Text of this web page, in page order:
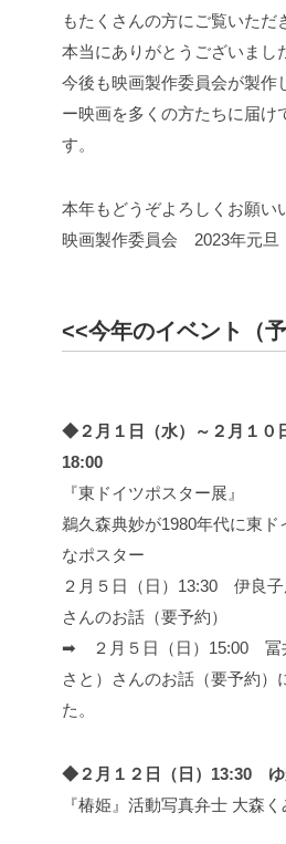
もたくさんの方にご覧いただ
本当にありがとうございま
今後も映画製作委員会が製作
ー映画を多くの方たちに届け
す。
本年もどうぞよろしくお願い
映画製作委員会 2023年元旦
<<今年のイベント（
◆２月１日（水）～２月１０
18:00
『東ドイツポスター展』
鵜久森典妙が1980年代に東
なポスター
２月５日（日）13:30 伊良
さんのお話（要予約）
➡ ２月５日（日）15:00 冨
さと）さんのお話（要予約）
た。
◆２月１２日（日）13:30 ゆ
『椿姫』活動写真弁士 大森